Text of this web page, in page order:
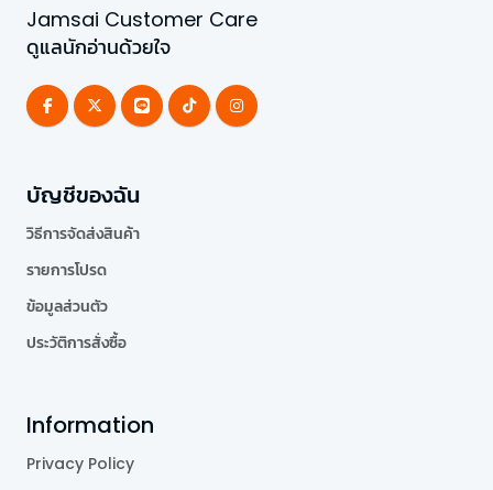
Jamsai Customer Care
ดูแลนักอ่านด้วยใจ
บัญชีของฉัน
วิธีการจัดส่งสินค้า
รายการโปรด
ข้อมูลส่วนตัว
ประวัติการสั่งซื้อ
Information
Privacy Policy